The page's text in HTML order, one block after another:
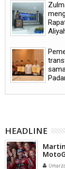
HEADLINE